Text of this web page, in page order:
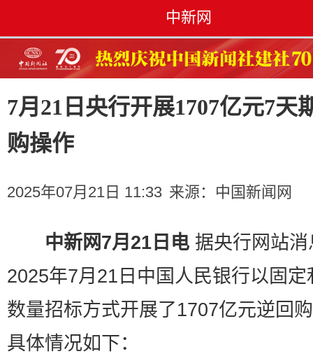
中新网
7月21日央行开展1707亿元7天
购操作
2025年07月21日 11:33 来源： 中国新闻网
中新网7月21日电 据央行网站消
2025年7月21日中国人民银行以固定
数量招标方式开展了1707亿元逆回
具体情况如下：